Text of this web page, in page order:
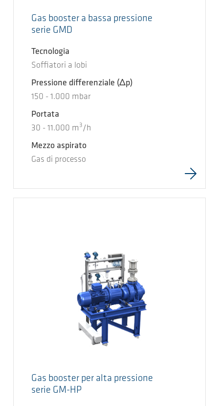
Gas booster a bassa pressione
serie GMD
Tecnologia
Soffiatori a lobi
Pressione differenziale (Δp)
150 - 1.000 mbar
Portata
30 - 11.000 m 3 /h
Mezzo aspirato
Gas di processo
Gas booster per alta pressione
serie GM-HP